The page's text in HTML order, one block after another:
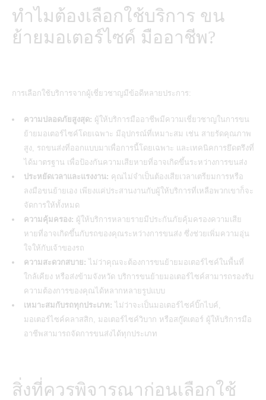
ทำไมต้องเลือกใช้บริการ ขน
ย้ายมอเตอร์ไซค์ มืออาชีพ?
การเลือกใช้บริการจากผู้เชี่ยวชาญมีข้อดีหลายประการ:
ความปลอดภัยสูงสุด: ผู้ให้บริการมืออาชีพมีความเชี่ยวชาญในการขน
ย้ายมอเตอร์ไซค์โดยเฉพาะ มีอุปกรณ์ที่เหมาะสม เช่น สายรัดคุณภาพ
สูง, รถขนส่งที่ออกแบบมาเพื่อการนี้โดยเฉพาะ และเทคนิคการยึดตรึงที่
ได้มาตรฐาน เพื่อป้องกันความเสียหายที่อาจเกิดขึ้นระหว่างการขนส่ง
ประหยัดเวลาและแรงงาน: คุณไม่จำเป็นต้องเสียเวลาเตรียมการหรือ
ลงมือขนย้ายเอง เพียงแค่ประสานงานกับผู้ให้บริการที่เหลือพวกเขาก็จะ
จัดการให้ทั้งหมด
ความคุ้มครอง: ผู้ให้บริการหลายรายมีประกันภัยคุ้มครองความเสีย
หายที่อาจเกิดขึ้นกับรถของคุณระหว่างการขนส่ง ซึ่งช่วยเพิ่มความอุ่น
ใจให้กับเจ้าของรถ
ความสะดวกสบาย: ไม่ว่าคุณจะต้องการขนย้ายมอเตอร์ไซค์ในพื้นที่
ใกล้เคียง หรือส่งข้ามจังหวัด บริการขนย้ายมอเตอร์ไซค์สามารถรองรับ
ความต้องการของคุณได้หลากหลายรูปแบบ
เหมาะสมกับรถทุกประเภท: ไม่ว่าจะเป็นมอเตอร์ไซค์บิ๊กไบค์,
มอเตอร์ไซค์คลาสสิก, มอเตอร์ไซค์วิบาก หรือสกู๊ตเตอร์ ผู้ให้บริการมือ
อาชีพสามารถจัดการขนส่งได้ทุกประเภท
สิ่งที่ควรพิจารณาก่อนเลือกใช้